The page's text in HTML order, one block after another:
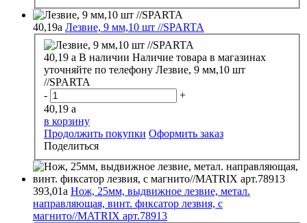
40,19a Лезвие, 9 мм,10 шт //SPARTA
40,19 a В наличии Наличие товара в магазинах
уточняйте по телефону Лезвие, 9 мм,10 шт
//SPARTA
-
+
40,19 a
в корзину
Продолжить покупки Оформить заказ
Поделиться
393,01a Нож, 25мм, выдвижное лезвие, метал.
направляющая, винт. фиксатор лезвия, с
магнито//MATRIX арт.78913